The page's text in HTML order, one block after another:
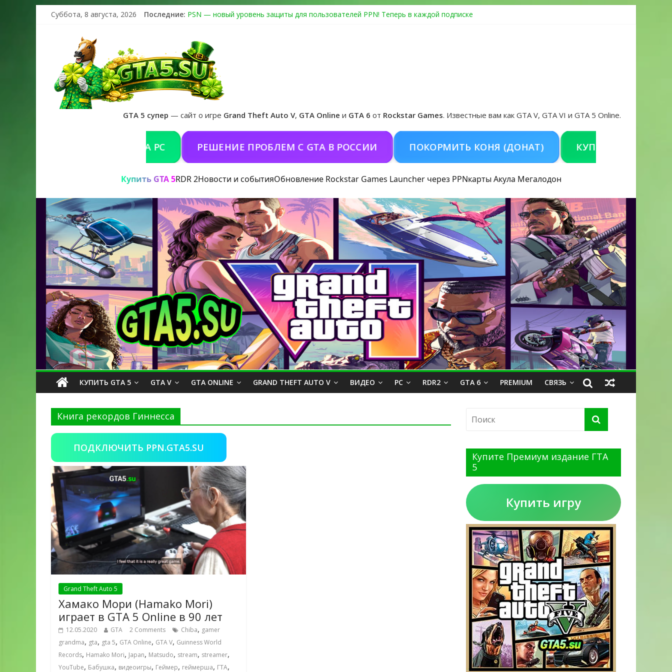
Суббота, 8 августа, 2026 Последние: PSN — новый уровень защиты для пользователей PPN! Теперь в каждой подписке
Получайте особые награды в GTA Online по программе Fine Art Collector
GTA 6 официальная обложка игры и Предзаказ Grand Theft Auto VI
GTA 5 супер — сайт о игре Grand Theft Auto V, GTA Online и GTA 6 от Rockstar Games. Известные вам как GTA V, GTA VI и GTA 5 Online.
РЕШЕНИЕ ПРОБЛЕМ С GTA В РОССИИ ПОКОРМИТЬ КОНЯ (ДОНАТ) КУПИТЬ GTA 5 ONLINE НА
Купить GTA 5RDR 2Новости и событияОбновление Rockstar Games Launcher через PPNкарты Акула Мегалодон
КУПИТЬ GTA 5 GTA V GTA ONLINE GRAND THEFT AUTO V ВИДЕО PC RDR2 GTA 6 PREMIUM СВЯЗЬ
Книга рекордов Гиннесса
ПОДКЛЮЧИТЬ PPN.GTA5.SU
Grand Theft Auto 5
Хамако Мори (Hamako Mori)
играет в GTA 5 Online в 90 лет
12.05.2020 GTA 2 Comments Chiba, gamer
grandma, gta, gta 5, GTA Online, GTA V, Guinness World
Records, Hamako Mori, Japan, Matsudo, stream, streamer,
YouTube, Бабушка, видеоигры, Геймер, геймерша, ГТА,
Купите Премиум издание ГТА
5
Купить игру